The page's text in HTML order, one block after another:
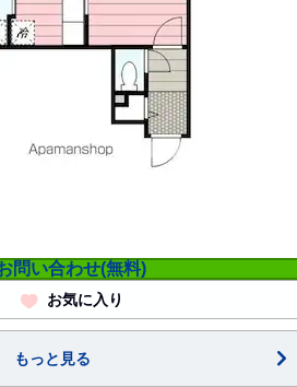
問い合わせ(無料)
お気に入り
もっと見る